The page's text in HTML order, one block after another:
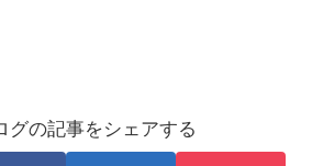
グの記事をシェアする